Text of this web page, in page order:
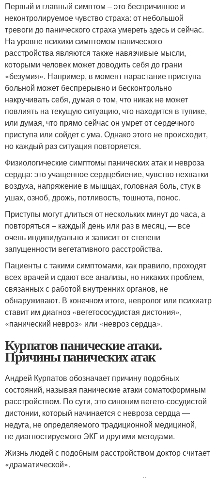
Первый и главный симптом – это беспричинное и
неконтролируемое чувство страха: от небольшой
тревоги до панического страха умереть здесь и сейчас.
На уровне психики симптомом панического
расстройства являются также навязчивые мысли,
которыми человек может доводить себя до грани
«безумия». Например, в момент нарастание приступа
больной может беспрерывно и бесконтрольно
накручивать себя, думая о том, что никак не может
повлиять на текущую ситуацию, что находится в тупике,
или думая, что прямо сейчас он умрет от сердечного
приступа или сойдет с ума. Однако этого не происходит,
но каждый раз ситуация повторяется.
Физиологические симптомы панических атак и невроза
сердца: это учащенное сердцебиение, чувство нехватки
воздуха, напряжение в мышцах, головная боль, стук в
ушах, озноб, дрожь, потливость, тошнота, понос.
Приступы могут длиться от нескольких минут до часа, а
повторяться – каждый день или раз в месяц, — все
очень индивидуально и зависит от степени
запущенности вегетативного расстройства.
Пациенты с такими симптомами, как правило, проходят
всех врачей и сдают все анализы, но никаких проблем,
связанных с работой внутренних органов, не
обнаруживают. В конечном итоге, невролог или психиатр
ставит им диагноз «вегетососудистая дистония»,
«панический невроз» или «невроз сердца».
Курпатов панические атаки.
Причины панических атак
Андрей Курпатов обозначает причину подобных
состояний, называя панические атаки соматоформным
расстройством. По сути, это синоним вегето-сосудистой
дистонии, который начинается с невроза сердца —
недуга, не определяемого традиционной медициной,
не диагностируемого ЭКГ и другими методами.
Жизнь людей с подобным расстройством доктор считает
«драматической».